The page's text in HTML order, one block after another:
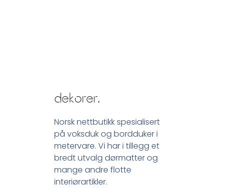
Norsk nettbutikk spesialisert
på voksduk og bordduker i
metervare. Vi har i tillegg et
bredt utvalg dørmatter og
mange andre flotte
interiørartikler.